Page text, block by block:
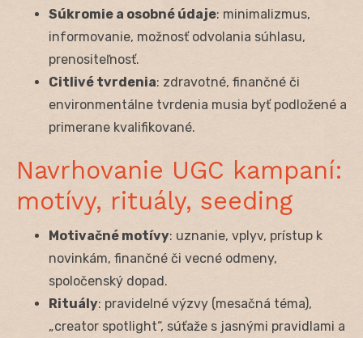
Súkromie a osobné údaje: minimalizmus,
informovanie, možnosť odvolania súhlasu,
prenositeľnosť.
Citlivé tvrdenia: zdravotné, finančné či
environmentálne tvrdenia musia byť podložené a
primerane kvalifikované.
Navrhovanie UGC kampaní:
motívy, rituály, seeding
Motivačné motívy: uznanie, vplyv, prístup k
novinkám, finančné či vecné odmeny,
spoločenský dopad.
Rituály: pravidelné výzvy (mesačná téma),
„creator spotlight“, súťaže s jasnými pravidlami a